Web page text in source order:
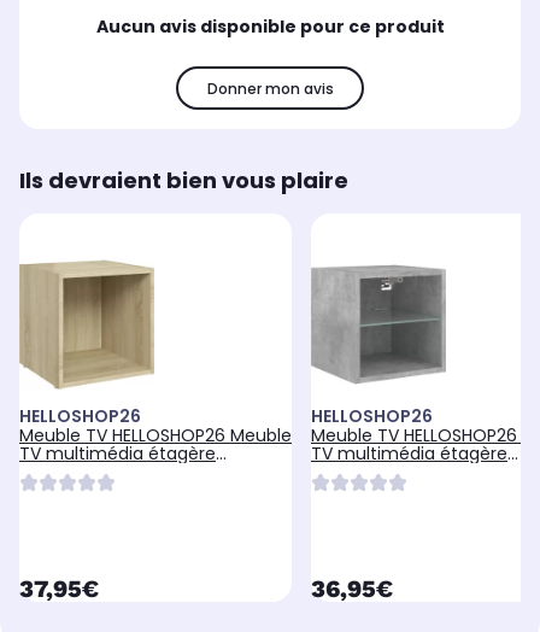
Aucun avis disponible pour ce produit
Donner mon avis
Ils devraient bien vous plaire
HELLOSHOP26
Meuble TV HELLOSHOP26 Meuble
TV multimédia étagère
télévision
currentPrice
37,95€
HELLOSHOP26
Meuble TV HELLOSHOP26
TV multimédia étagère
télévision
currentPrice
36,95€